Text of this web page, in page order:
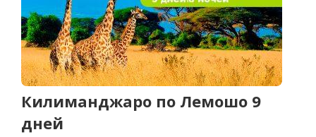
Килиманджаро по Лемошо 9
дней